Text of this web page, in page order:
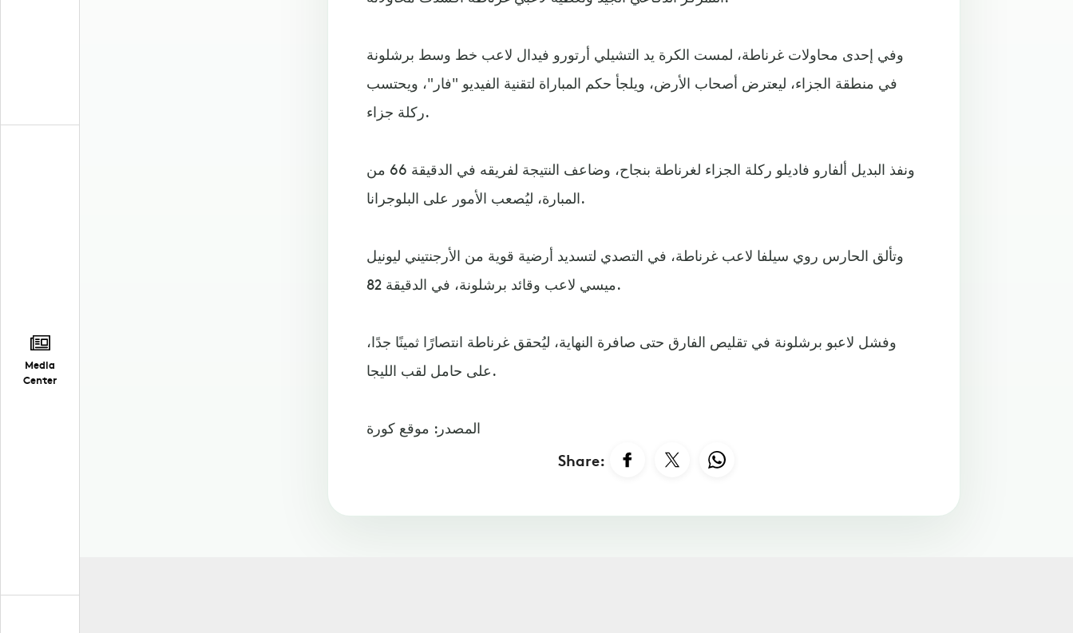
Media
Center
وفي إحدى محاولات غرناطة، لمست الكرة يد التشيلي أرتورو فيدال لاعب خط وسط برشلونة
في منطقة الجزاء، ليعترض أصحاب الأرض، ويلجأ حكم المباراة لتقنية الفيديو "فار"، ويحتسب
ركلة جزاء.
ونفذ البديل ألفارو فاديلو ركلة الجزاء لغرناطة بنجاح، وضاعف النتيجة لفريقه في الدقيقة 66 من
المبارة، ليُصعب الأمور على البلوجرانا.
وتألق الحارس روي سيلفا لاعب غرناطة، في التصدي لتسديد أرضية قوية من الأرجنتيني ليونيل
ميسي لاعب وقائد برشلونة، في الدقيقة 82.
وفشل لاعبو برشلونة في تقليص الفارق حتى صافرة النهاية، ليُحقق غرناطة انتصارًا ثمينًا جدًا،
على حامل لقب الليجا.
المصدر: موقع كورة
Share: